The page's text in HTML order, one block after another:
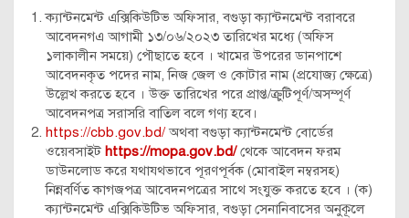
ক্যান্টনমেন্ট এক্সিকিউটিভ অফিসার, বগুড়া ক্যান্টনমেন্ট বরাবরে
আবেদনগএ আগামী ১৩/০৬/২০২৩ তারিখের মধ্যে (অফিস
১লাকালীন সময়ে) পৌছাতে হবে । খামের উপরের ডানপাশে
আবেদনকৃত পদের নাম, নিজ জেল ও কোটার নাম (প্রযোজ্য ক্ষেত্রে)
উল্লেখ করতে হবে । উক্ত তারিখের পরে প্রাপ্ত/ক্রুটিপূর্ণ/অসম্পূর্ণ
আবেদনপত্র সরাসরি বাতিল বলে গণ্য হবে।
https://cbb.gov.bd/অথবা বগুড়া ক্যান্টনমেন্ট বোর্ডের
ওয়েবসাইট https://mopa.gov.bd/থেকে আবেদন ফরম
ডাউনলোড করে যথাযথভাবে পূরণপূর্বক (মোবাইল নম্বরসহ)
নিন্নবর্ণিত কাগজপত্র আবেদনপত্রের সাথে সংযুক্ত করতে হবে । (ক)
ক্যান্টনমেন্ট এক্সিকিউটিভ অফিসার, বগুড়া সেনানিবাসের অনুকূলে